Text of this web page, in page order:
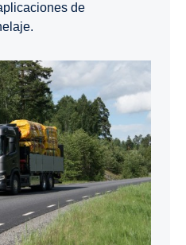
de